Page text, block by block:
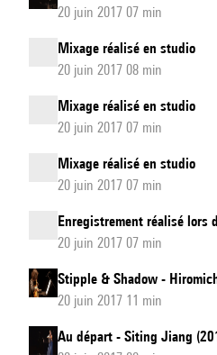
20 juin 2017 07 min
Mixage réalisé en studio
20 juin 2017 08 min
Mixage réalisé en studio
20 juin 2017 07 min
Mixage réalisé en studio
20 juin 2017 07 min
Enregistrement réalisé lors
20 juin 2017 07 min
Stipple & Shadow -
20 juin 2017 11 min
Au départ - Siting Jiang